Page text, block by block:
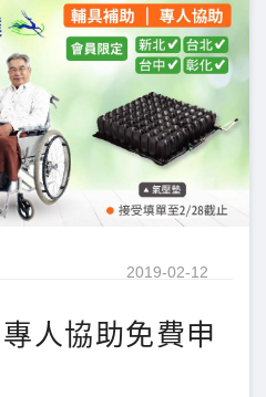
2019-02-12
專人協助免費申